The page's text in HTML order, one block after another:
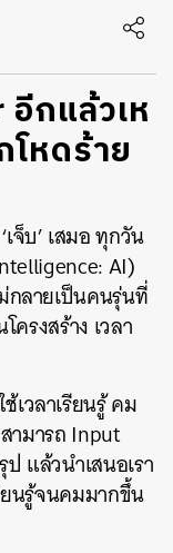
กแล้วเห
โหดร้าย
จ็บ’ เสมอ ทุกวัน
AI)
กลายเป็นคนรุ่นที่
ครงสร้าง เวลา
วลาเรียนรู้ คม
ามารถ Input
แล้วนำเสนอเรา
ยนรู้จนคมมากขึ้น